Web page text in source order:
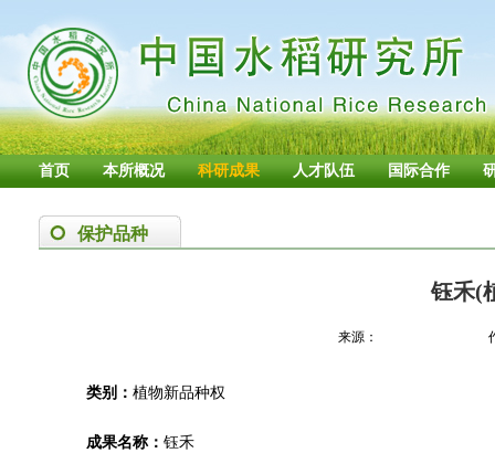
首页 本所概况 科研成果 人才队伍 国际合作
保护品种
钰禾(
来源：
类别： 植物新品种权
成果名称： 钰禾